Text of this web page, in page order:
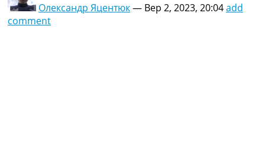
Олександр Яцентюк— Вер 2, 2023, 20:04add
comment